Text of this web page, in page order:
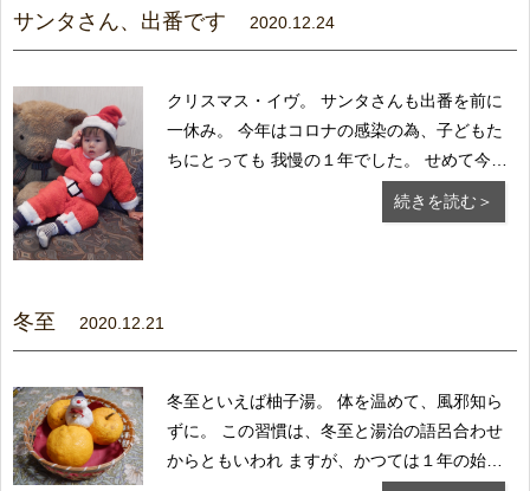
サンタさん、出番です 2020.12.24
クリスマス・イヴ。 サンタさんも出番を前に
一休み。 今年はコロナの感染の為、子どもた
ちにとっても 我慢の１年でした。 せめて今夜
は、家族そろってクリスマスを楽しん でくだ
続きを読む＞
冬至 2020.12.21
冬至といえば柚子湯。 体を温めて、風邪知ら
ずに。 この習慣は、冬至と湯治の語呂合わせ
からともいわれ ますが、かつては１年の始ま